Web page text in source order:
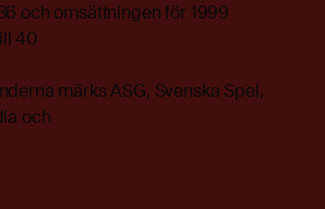
och omsättningen för 1999
40
märks ASG, Svenska Spel,
och